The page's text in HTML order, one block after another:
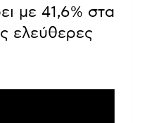
με 41,6% στα
ελεύθερες